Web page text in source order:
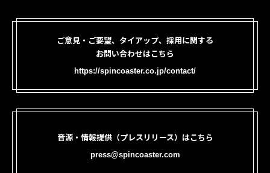
ご意見・ご要望、タイアップ、採用に関する
お問い合わせはこちら
https://spincoaster.co.jp/contact/
音源・情報提供（プレスリリース）はこちら
press@spincoaster.com